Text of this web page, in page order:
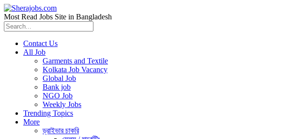
Most Read Jobs Site in Bangladesh
Contact Us
All Job
Garments and Textile
Kolkata Job Vacancy
Global Job
Bank job
NGO Job
Weekly Jobs
Trending Topics
More
ড্রাইভার চাকরি